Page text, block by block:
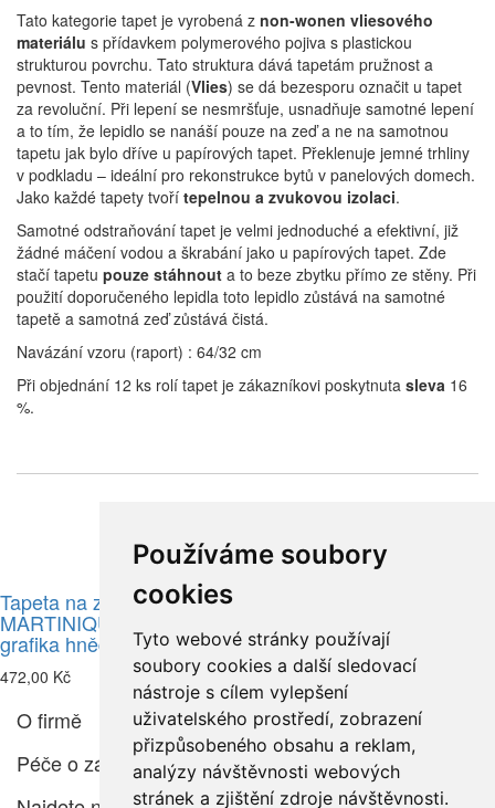
Používáme soubory
cookies
Tyto webové stránky používají
soubory cookies a další sledovací
nástroje s cílem vylepšení
uživatelského prostředí, zobrazení
přizpůsobeného obsahu a reklam,
analýzy návštěvnosti webových
stránek a zjištění zdroje návštěvnosti.
Tato kategorie tapet je vyrobená z non-wonen vliesového
materiálu s přídavkem polymerového pojiva s plastickou
strukturou povrchu. Tato struktura dává tapetám pružnost a
pevnost. Tento materiál (Vlies) se dá bezesporu označit u tapet
za revoluční. Při lepení se nesmršťuje, usnadňuje samotné lepení
a to tím, že lepidlo se nanáší pouze na zeď a ne na samotnou
tapetu jak bylo dříve u papírových tapet. Překlenuje jemné trhliny
v podkladu – ideální pro rekonstrukce bytů v panelových domech.
Jako každé tapety tvoří tepelnou a zvukovou izolaci.
Samotné odstraňování tapet je velmi jednoduché a efektivní, již
žádné máčení vodou a škrabání jako u papírových tapet. Zde
stačí tapetu pouze stáhnout a to beze zbytku přímo ze stěny. Při
použití doporučeného lepidla toto lepidlo zůstává na samotné
tapetě a samotná zeď zůstává čistá.
Navázání vzoru (raport) : 64/32 cm
Při objednání 12 ks rolí tapet je zákazníkovi poskytnuta sleva 16
%.
Související zboží
Tapeta na zeď
MARTINIQUE, Erismann,
grafika hnědá
472,00 Kč
grafika krémová
472,00 Kč
O firmě
Péče o zákazníka